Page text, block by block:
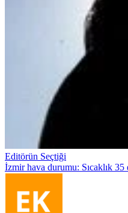
Editörün Seçtiği
İzmir hava durumu: Sıcaklık 35